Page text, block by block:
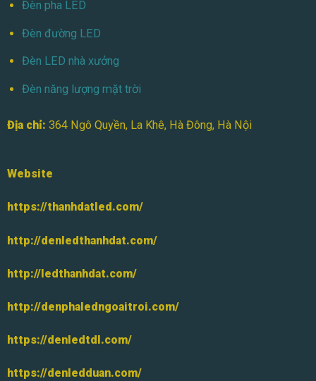
Đèn pha LED
Đèn đường LED
Đèn LED nhà xưởng
Đèn năng lượng mặt trời
Địa chỉ: 364 Ngô Quyền, La Khê, Hà Đông, Hà Nội
Website
https://thanhdatled.com/
http://denledthanhdat.com/
http://ledthanhdat.com/
http://denphaledngoaitroi.com/
https://denledtdl.com/
https://denledduan.com/